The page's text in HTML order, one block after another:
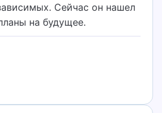
Сейчас он нашел
на будущее.